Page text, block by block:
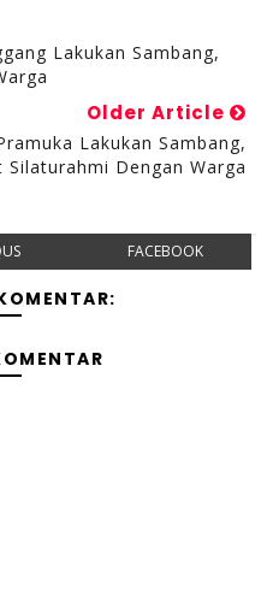
Lakukan Sambang,
Older Article
Lakukan Sambang,
Silaturahmi Dengan Warga
FACEBOOK